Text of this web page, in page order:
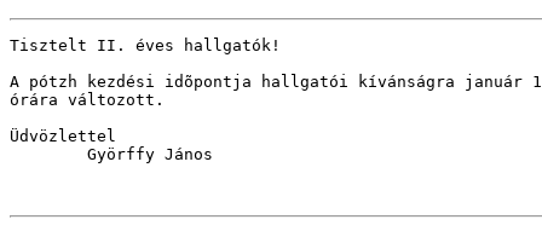
Tisztelt II. éves hallgatók!
A pótzh kezdési idõpontja hallgatói kívánságra január
órára változott.
Üdvözlettel
        Györffy János